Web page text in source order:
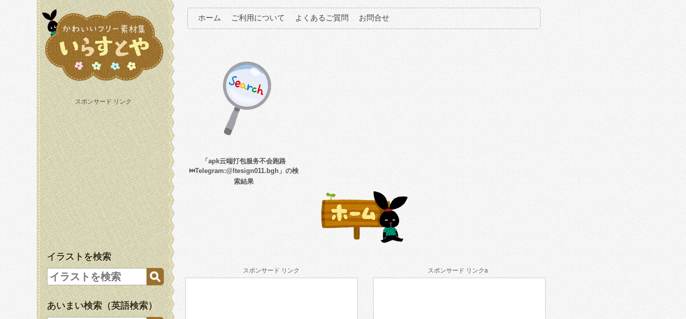
スポンサード リンク
イラストを検索
あいまい検索（英語検索）
ホーム ご利用について よくあるご質問 お問合せ
「apk云端打包服务不会跑路
⏮️Telegram:@ltesign011.bgh」の検
索結果
スポンサード リンク スポンサード リンクa